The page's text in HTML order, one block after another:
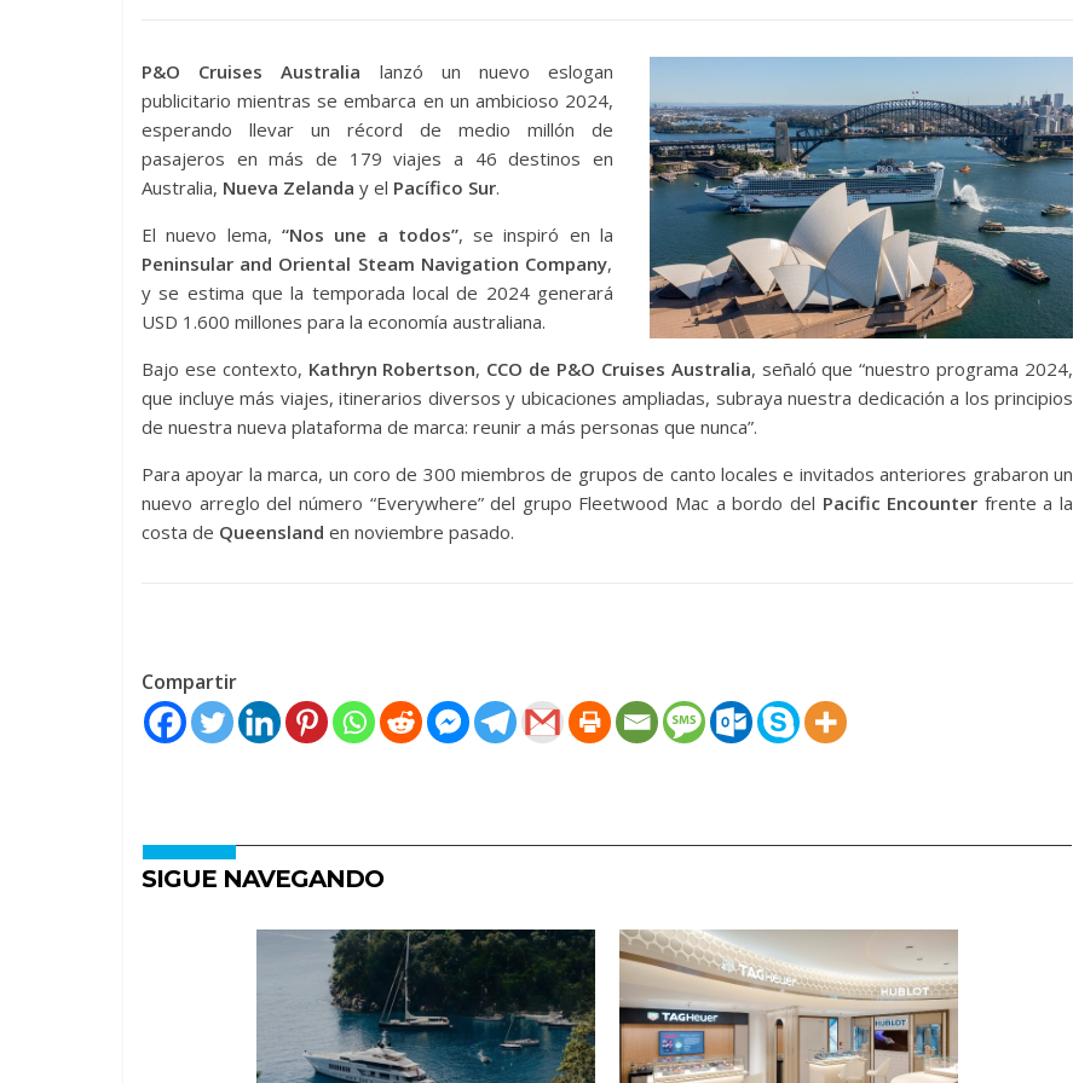
P&O Cruises Australia lanzó un nuevo eslogan
publicitario mientras se embarca en un ambicioso 2024,
esperando llevar un récord de medio millón de
pasajeros en más de 179 viajes a 46 destinos en
Australia, Nueva Zelanda y el Pacífico Sur.
El nuevo lema, “Nos une a todos”, se inspiró en la
Peninsular and Oriental Steam Navigation Company,
y se estima que la temporada local de 2024 generará
USD 1.600 millones para la economía australiana.
Bajo ese contexto, Kathryn Robertson, CCO de P&O Cruises Australia, señaló que “nuestro programa 2024,
que incluye más viajes, itinerarios diversos y ubicaciones ampliadas, subraya nuestra dedicación a los principios
de nuestra nueva plataforma de marca: reunir a más personas que nunca”.
Para apoyar la marca, un coro de 300 miembros de grupos de canto locales e invitados anteriores grabaron un
nuevo arreglo del número “Everywhere” del grupo Fleetwood Mac a bordo del Pacific Encounter frente a la
costa de Queensland en noviembre pasado.
Compartir
SIGUE NAVEGANDO